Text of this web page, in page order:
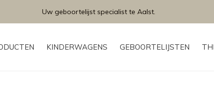
KINDERWAGENS GEBOORTELIJSTEN
Gratis levering en montage bij plaatsen van uw geboortelijstje.